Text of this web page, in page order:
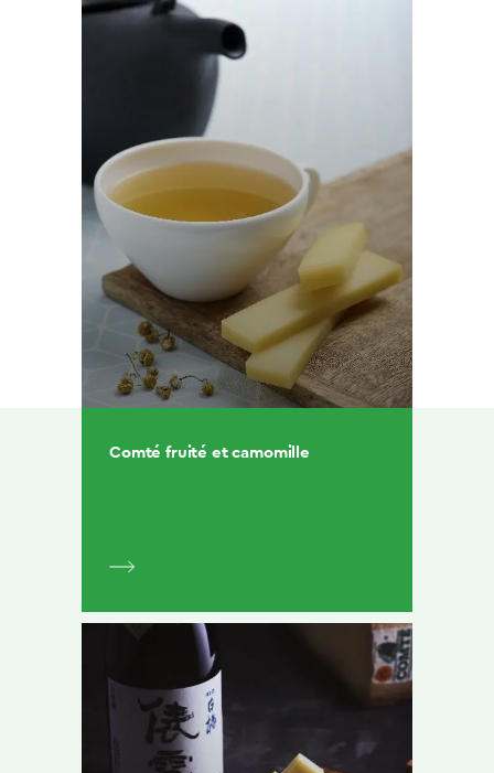
Comté fruité et camomille